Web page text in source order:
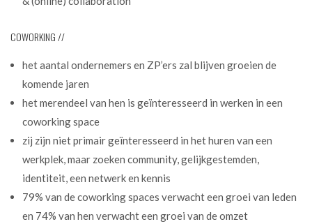
COWORKING //
het aantal ondernemers en ZP’ers zal blijven groeien de
komende jaren
het merendeel van hen is geïnteresseerd in werken in een
coworking space
zij zijn niet primair geïnteresseerd in het huren van een
werkplek, maar zoeken community, gelijkgestemden,
identiteit, een netwerk en kennis
79% van de coworking spaces verwacht een groei van leden
en 74% van hen verwacht een groei van de omzet